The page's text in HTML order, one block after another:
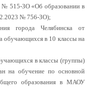
№ 515-ЗО «Об образовании в
№ 756-ЗО);
города Челябинска от
обучающихся в 10 классы на
в классы (группы)
на обучение по основной
образования в МАОУ